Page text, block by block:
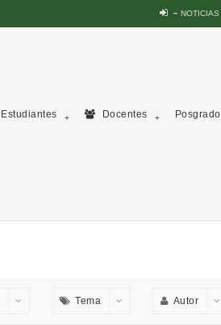
NOTICIAS
Estudiantes Docentes Posgrado
Tema Autor